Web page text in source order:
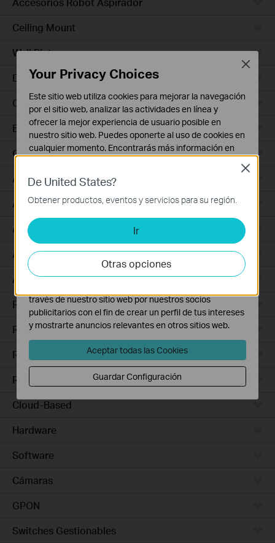
Ceiling Mount
Wall Plate
Desktop
Outdoor
Bridges
GPON
Access Plus
Aggregation
Access Max
Access
Access Pro
Routers Ethernet
Routers Wi-Fi
Routers 5G/4G
Routers Integrados
Cloud-Based
Hardware
Software
Cámaras
GPON
Switches Gestionables
De United States?
Obtener productos, eventos y servicios para su región.
Ir
Otras opciones
Close
Your Privacy Choices
Este sitio web utiliza cookies para mejorar la navegación
por el sitio web, analizar las actividades en línea y
ofrecer la mejor experiencia de usuario posible en
nuestro sitio web. Puedes oponerte al uso de cookies en
cualquier momento. Encontrarás más información en
Cookies Básicas
Estas cookies son necesarias para el funcionamiento
del sitio web y no pueden desactivarse en tu sistema.
Cookies de Análisis y de Marketing
Las cookies de análisis nos permiten analizar tus
actividades en nuestro sitio web con el fin de mejorar y
adaptar la funcionalidad del mismo.
través de nuestro sitio web por nuestros socios
publicitarios con el fin de crear un perfil de tus intereses
y mostrarte anuncios relevantes en otros sitios web.
Aceptar todas las Cookies
Guardar Configuración
Close